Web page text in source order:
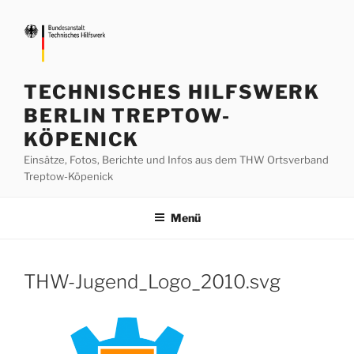
Inhalt
springen
TECHNISCHES HILFSWERK
BERLIN TREPTOW-
KÖPENICK
Einsätze, Fotos, Berichte und Infos aus dem THW Ortsverband
Treptow-Köpenick
Menü
THW-Jugend_Logo_2010.svg